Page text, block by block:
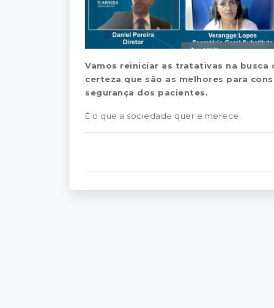
Vamos reiniciar as tratativas na
certeza que são as melhores para
segurança dos pacientes.
É o que a sociedade quer e merece.